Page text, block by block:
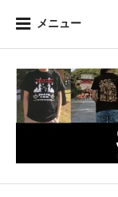
メニュー